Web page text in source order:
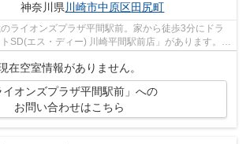
神奈川県川崎市中原区田尻町
ライオンズプラザ平間駅前。家から徒歩3分にドラ
SD(エス・ディー) 川崎平間駅前店」があります。常
在空室情報がありません。
イオンズプラザ平間駅前」への
お問い合わせはこちら